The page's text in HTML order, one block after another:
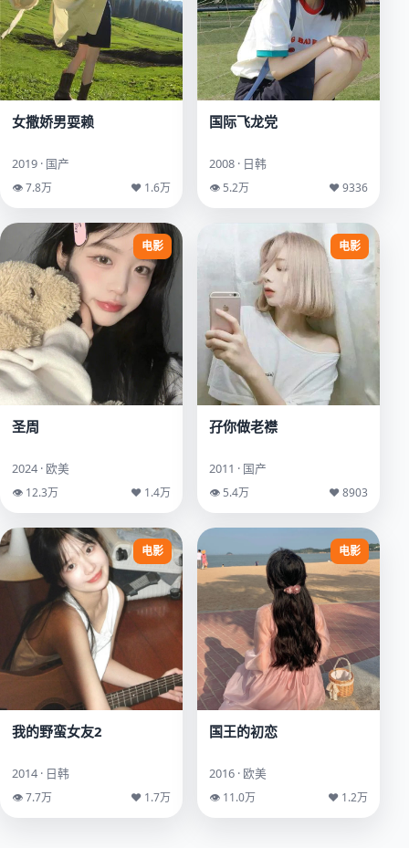
女撒娇男耍赖
2019 · 国产
👁 7.8万 ♥ 1.6万
国际飞龙党
2008 · 日韩
👁 5.2万 ♥ 9336
电影
圣周
2024 · 欧美
👁 12.3万 ♥ 1.4万
电影
孖你做老襟
2011 · 国产
👁 5.4万 ♥ 8903
电影
我的野蛮女友2
2014 · 日韩
👁 7.7万 ♥ 1.7万
电影
国王的初恋
2016 · 欧美
👁 11.0万 ♥ 1.2万